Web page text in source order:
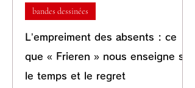
L’empreiment des absents : ce
que « Frieren » nous enseigne sur
le temps et le regret
bandes dessinées